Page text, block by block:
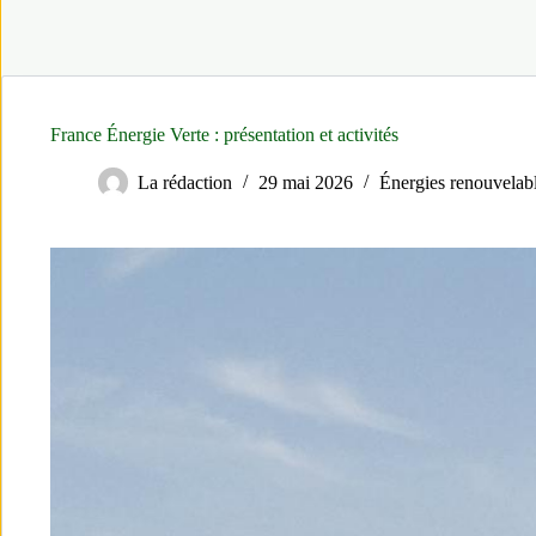
France Énergie Verte : présentation et activités
La rédaction 29 mai 2026 Énergies